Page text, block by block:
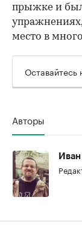
прыжке и
место в
Оставайтесь
Авторы